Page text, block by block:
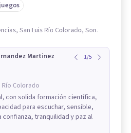
San Luis Río Colorado, Son.
Martinez
Río Colorado
1/5
con solida formación científica,
para escuchar, sensible,
tranquilidad y paz al